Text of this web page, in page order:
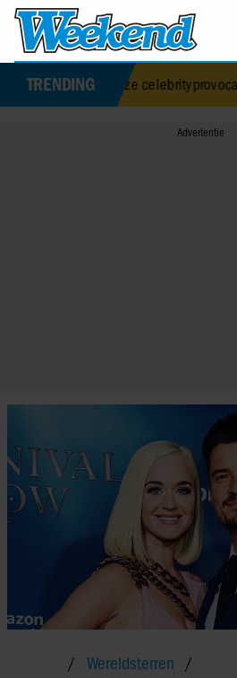
TRENDINGcelebrityprovocateur tot
Wereldsterren